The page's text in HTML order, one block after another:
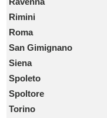
Rimini
Roma
San Gimignano
Siena
Spoleto
Spoltore
Torino